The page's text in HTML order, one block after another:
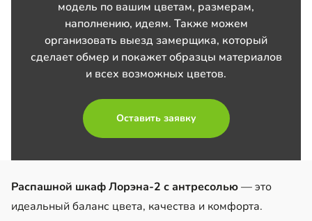
модель по вашим цветам, размерам,
наполнению, идеям. Также можем
организовать выезд замерщика, который
сделает обмер и покажет образцы материалов
и всех возможных цветов.
Оставить заявку
Распашной шкаф Лорэна-2 с антресолью— это
идеальный баланс цвета, качества и комфорта.